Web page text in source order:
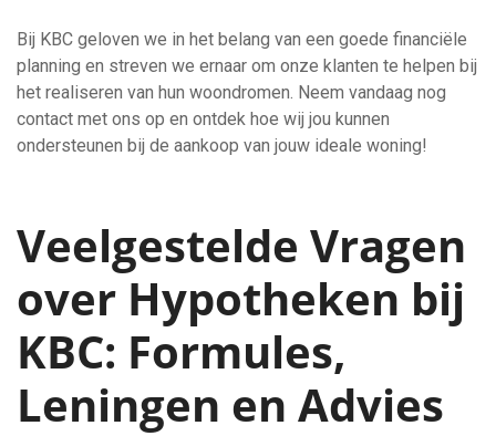
Bij KBC geloven we in het belang van een goede financiële
planning en streven we ernaar om onze klanten te helpen bij
het realiseren van hun woondromen. Neem vandaag nog
contact met ons op en ontdek hoe wij jou kunnen
ondersteunen bij de aankoop van jouw ideale woning!
Veelgestelde Vragen
over Hypotheken bij
KBC: Formules,
Leningen en Advies